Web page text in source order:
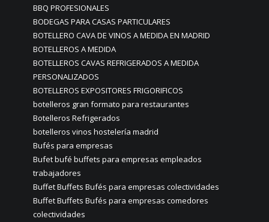
BBQ PROFESIONALES
BODEGAS PARA CASAS PARTICULARES
BOTELLERO CAVA DE VINOS A MEDIDA EN MADRID
BOTELLEROS A MEDIDA
BOTELLEROS CAVAS REFRIGERADOS A MEDIDA
PERSONALIZADOS
BOTELLEROS EXPOSITORES FRIGORIFICOS
botelleros gran formato para restaurantes
Botelleros Refrigerados
botelleros vinos hostelería madrid
Bufés para empresas
Bufet bufé buffets para empresas empleados
trabajadores
Buffet Buffets Bufés para empresas colectividades
Buffet Buffets Bufés para empresas comedores
colectividades